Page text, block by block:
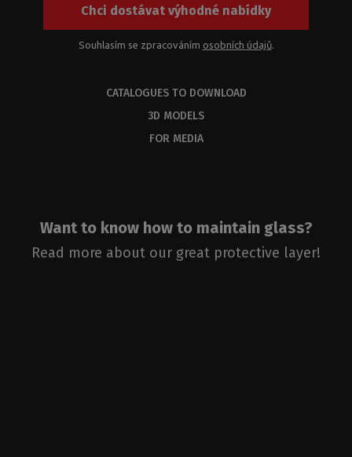
Chci dostávat výhodné nabídky
Souhlasím se zpracováním osobních údajů.
CATALOGUES TO DOWNLOAD
3D MODELS
FOR MEDIA
Want to know how to maintain glass?
Read more about our great protective layer!